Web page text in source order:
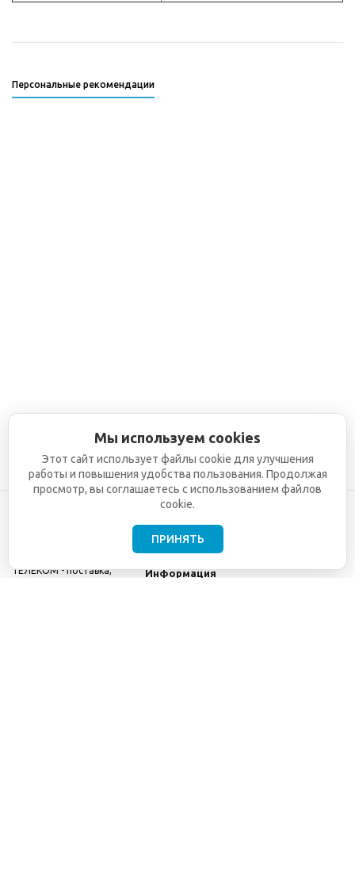
Персональные рекомендации
ТЕЛЕКОМ - поставка,
Информация
Мы используем cookies
Этот сайт использует файлы cookie для улучшения
работы и повышения удобства пользования. Продолжая
просмотр, вы соглашаетесь с использованием файлов
cookie.
ПРИНЯТЬ